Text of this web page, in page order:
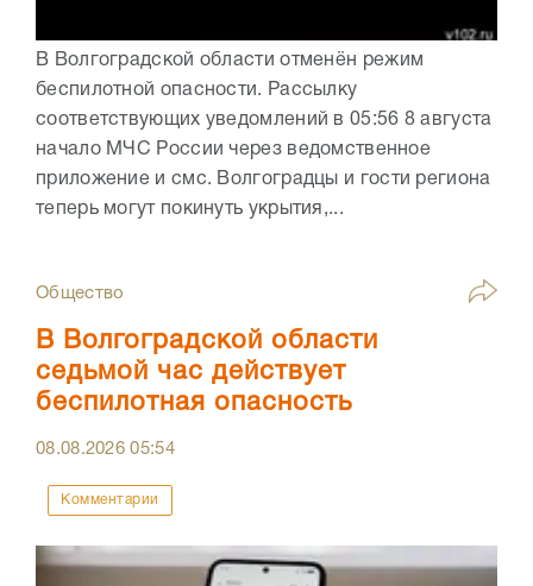
В Волгоградской области отменён режим
беспилотной опасности. Рассылку
соответствующих уведомлений в 05:56 8 августа
начало МЧС России через ведомственное
приложение и смс. Волгоградцы и гости региона
теперь могут покинуть укрытия,...
Общество
В Волгоградской области
седьмой час действует
беспилотная опасность
08.08.202605:54
Комментарии